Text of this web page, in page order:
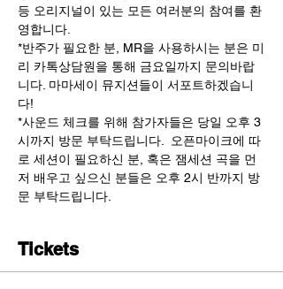
등 오리지널이 있는 모든 여러분의 참여를 환
영합니다.
*반주가 필요한 분, MR을 사용하시는 분은 미
리 카톡상담원을 통해 금요일까지 문의바랍
니다. 마마세이 뮤지션들이 서포트하겠습니
다!
*사운드 체크를 위해 참가자들은 당일 오후 3
시까지 방문 부탁드립니다.  오픈마이크에 따
로 세션이 필요하신 분, 혹은 잼세션 곡을 먼
저 배우고 싶으신 분들은 오후 2시 반까지 방
문 부탁드립니다.
Tickets